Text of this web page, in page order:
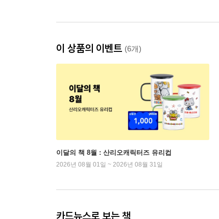
이 상품의 이벤트 (6개)
이달의 책 8월 : 산리오캐릭터즈 유리컵
2026년 08월 01일 ~ 2026년 08월 31일
카드뉴스로 보는 책